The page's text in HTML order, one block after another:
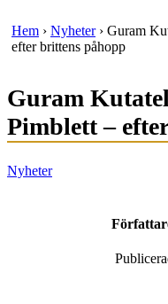
Hem › Nyheter› Guram
efter brittens påhopp
Guram
Pimblett –
Nyheter